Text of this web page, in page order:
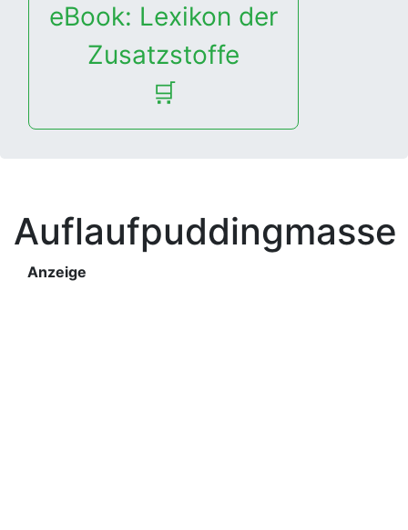
eBook: Lexikon der
Zusatzstoffe
🛒
Auflaufpuddingmasse
Anzeige